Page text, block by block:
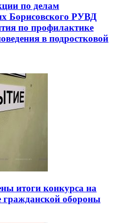
по делам
Борисовского РУВД
по профилактике
в подростковой
итоги конкурса на
гражданской обороны